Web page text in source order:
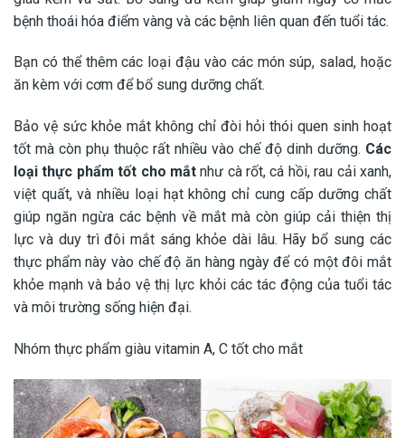
bệnh thoái hóa điểm vàng và các bệnh liên quan đến tuổi tác.
Bạn có thể thêm các loại đậu vào các món súp, salad, hoặc
ăn kèm với cơm để bổ sung dưỡng chất.
Bảo vệ sức khỏe mắt không chỉ đòi hỏi thói quen sinh hoạt
tốt mà còn phụ thuộc rất nhiều vào chế độ dinh dưỡng. Các
loại thực phẩm tốt cho mắtnhư cà rốt, cá hồi, rau cải xanh,
việt quất, và nhiều loại hạt không chỉ cung cấp dưỡng chất
giúp ngăn ngừa các bệnh về mắt mà còn giúp cải thiện thị
lực và duy trì đôi mắt sáng khỏe dài lâu. Hãy bổ sung các
thực phẩm này vào chế độ ăn hàng ngày để có một đôi mắt
khỏe mạnh và bảo vệ thị lực khỏi các tác động của tuổi tác
và môi trường sống hiện đại.
Nhóm thực phẩm giàu vitamin A, C tốt cho mắt